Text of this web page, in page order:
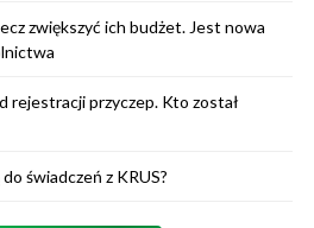
zwiększyć ich budżet. Jest nowa
rejestracji przyczep. Kto został
świadczeń z KRUS?